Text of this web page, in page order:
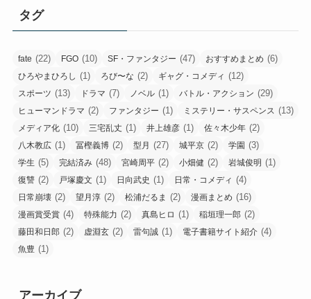
タグ
fate (22) FGO (10) SF・ファンタジー (47) おすすめまとめ (6)
ひろやまひろし (1) ろび〜な (2) ギャグ・コメディ (12)
スポーツ (13) ドラマ (7) ノベル (1) バトル・アクション (29)
ヒューマンドラマ (2) ファンタジー (1) ミステリー・サスペンス (13)
メディア化 (10) 三宅乱丈 (1) 井上雄彦 (1) 佐々木少年 (2)
八木教広 (1) 冨樫義博 (2) 型月 (27) 城平京 (2) 学園 (3)
学生 (5) 完結済み (48) 宮崎周平 (2) 小畑健 (2) 岩城俊明 (1)
復讐 (2) 戸塚慶文 (1) 日向武史 (1) 日常・コメディ (4)
日常崩壊 (2) 望月淳 (2) 松浦だるま (2) 漫画まとめ (16)
漫画賞受賞 (4) 特殊能力 (2) 真島ヒロ (1) 稲垣理一郎 (2)
藤田和日郎 (2) 虚淵玄 (2) 雷句誠 (1) 電子書籍サイト紹介 (4)
魚豊 (1)
アーカイブ